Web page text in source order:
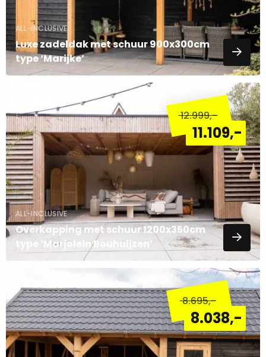
ALL-INCLUSIVE
Luxe zadeldak met schuur 900x300cm
type ‘Marijke’
12.999,-
11.109,-
ALL-INCLUSIVE
Overkapping met schuur 1200x350cm
type ‘Marjolein Bouhuijzen’
over
8.695,-
8.038,-
meer
over